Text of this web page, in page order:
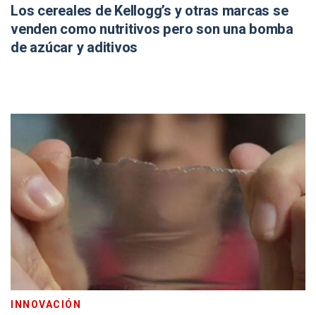
Los cereales de Kellogg’s y otras marcas se
venden como nutritivos pero son una bomba
de azúcar y aditivos
INNOVACIÓN